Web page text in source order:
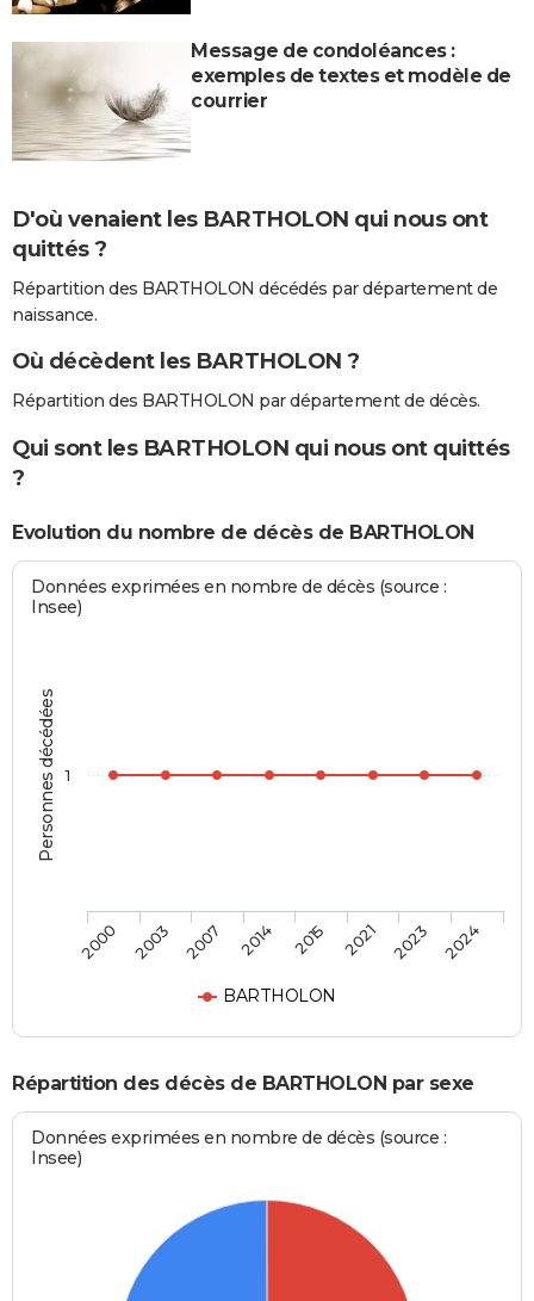
Message de condoléances :
exemples de textes et modèle de
courrier
D'où venaient les BARTHOLON qui nous ont
quittés ?
Répartition des BARTHOLON décédés par département de
naissance.
Où décèdent les BARTHOLON ?
Répartition des BARTHOLON par département de décès.
Qui sont les BARTHOLON qui nous ont quittés
?
Evolution du nombre de décès de BARTHOLON
Personnes décédées
Données exprimées en nombre de décès (source :
Insee)
BARTHOLON
2000 2003 2007 2014 2015 2021 2023 2024
1
Répartition des décès de BARTHOLON par sexe
Données exprimées en nombre de décès (source :
Insee)